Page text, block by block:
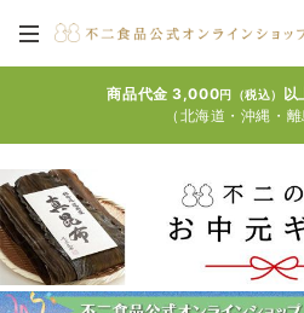
商品代金 3,000円（税込）
以
（北海道・沖縄・離